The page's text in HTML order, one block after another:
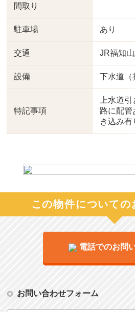
間取り
駐車場 あり
交通 JR福知山
設備 下水道（
特記事項
上水道
路に配
き込み有
この物件についての
電話でのお問
お問い合わせフォーム